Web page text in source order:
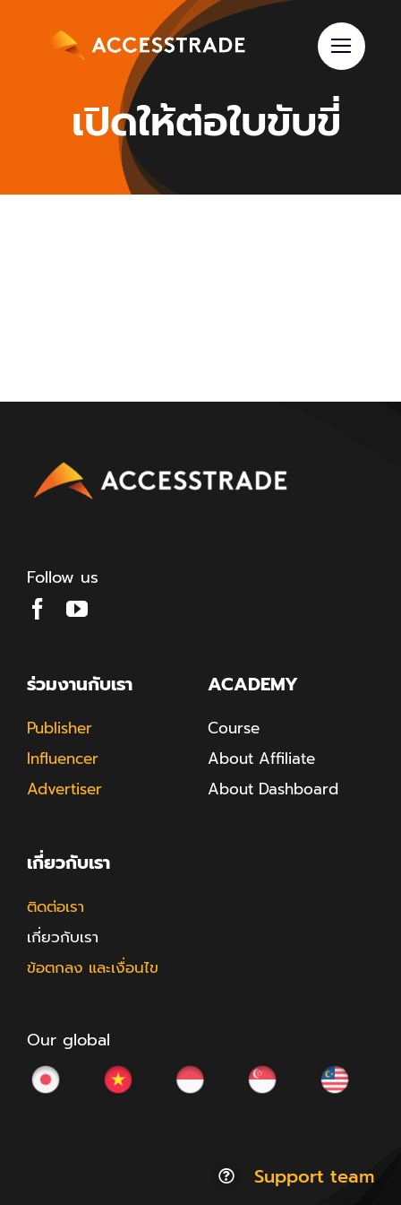
เปิดให้ต่อใบขับขี่
Follow us
ร่วมงานกับเรา
Publisher
Influencer
Advertiser
ACADEMY
Course
About Affiliate
About Dashboard
เกี่ยวกับเรา
ติดต่อเรา
เกี่ยวกับเรา
ข้อตกลง และเงื่อนไข
Our global
Support team